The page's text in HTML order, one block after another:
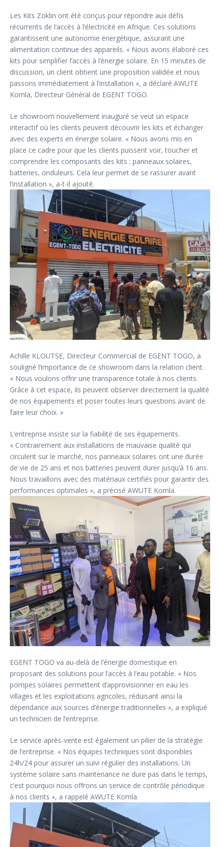
Les Kits Zoklin ont été conçus pour répondre aux défis
récurrents de l’accès à l’électricité en Afrique. Ces solutions
garantissent une autonomie énergétique, assurant une
alimentation continue des appareils. « Nous avons élaboré ces
kits pour simplifier l’accès à l’énergie solaire. En 15 minutes de
discussion, un client obtient une proposition validée et nous
passons immédiatement à l’installation », a déclaré AWUTE
Komla, Directeur Général de EGENT TOGO.
Le showroom nouvellement inauguré se veut un espace
interactif où les clients peuvent découvrir les kits et échanger
avec des experts en énergie solaire. « Nous avons mis en
place ce cadre pour que les clients puissent voir, toucher et
comprendre les composants des kits : panneaux solaires,
batteries, onduleurs. Cela leur permet de se rassurer avant
l’installation », a-t-il ajouté.
Achille KLOUTSE, Directeur Commercial de EGENT TOGO, a
souligné l’importance de ce showroom dans la relation client.
« Nous voulons offrir une transparence totale à nos clients.
Grâce à cet espace, ils peuvent observer directement la qualité
de nos équipements et poser toutes leurs questions avant de
faire leur choix. »
L’entreprise insiste sur la fiabilité de ses équipements.
« Contrairement aux installations de mauvaise qualité qui
circulent sur le marché, nos panneaux solaires ont une durée
de vie de 25 ans et nos batteries peuvent durer jusqu’à 16 ans.
Nous travaillons avec des matériaux certifiés pour garantir des
performances optimales », a précisé AWUTE Komla.
EGENT TOGO va au-delà de l’énergie domestique en
proposant des solutions pour l’accès à l’eau potable. « Nos
pompes solaires permettent d’approvisionner en eau les
villages et les exploitations agricoles, réduisant ainsi la
dépendance aux sources d’énergie traditionnelles », a expliqué
un technicien de l’entreprise.
Le service après-vente est également un pilier de la stratégie
de l’entreprise. « Nos équipes techniques sont disponibles
24h/24 pour assurer un suivi régulier des installations. Un
système solaire sans maintenance ne dure pas dans le temps,
c’est pourquoi nous offrons un service de contrôle périodique
à nos clients », a rappelé AWUTE Komla.